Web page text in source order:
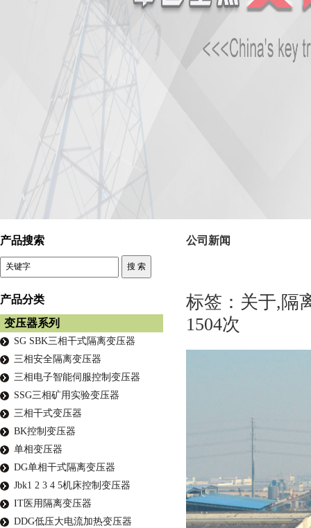
公司新闻
标签：关于,隔
1504次
产品搜索
产品分类
变压器系列
SG SBK三相干式隔离变压器
三相安全隔离变压器
三相电子智能伺服控制变压器
SSG三相矿用实验变压器
三相干式变压器
BK控制变压器
单相变压器
DG单相干式隔离变压器
Jbk1 2 3 4 5机床控制变压器
IT医用隔离变压器
DDG低压大电流加热变压器